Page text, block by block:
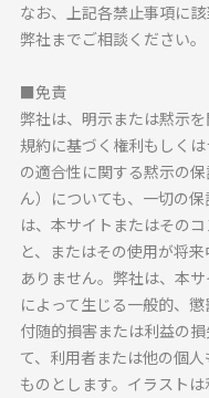
なお、上記各禁止事項に
弊社までご相談ください。
■免責
弊社は、明示または黙示
規約に基づく権利もしく
の適合性に関する黙示の
ん）についても、一切の
は、本サイトまたはその
と、またはその使用が将
ありません。弊社は、本
によって生じる一般的、
付随的損害または利益の
て、利用者または他の個
ものとします。イラスト